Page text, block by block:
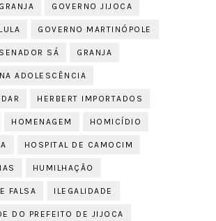
GOVERNO JIJOCA
GOVERNO MARTINÓPOLE
SÁ GRANJA
ADOLESCÊNCIA
HERBERT IMPORTADOS
HOMENAGEM HOMICÍDIO
HOSPITAL DE CAMOCIM
HUMILHAÇÃO
FALSA ILEGALIDADE
DO PREFEITO DE JIJOCA